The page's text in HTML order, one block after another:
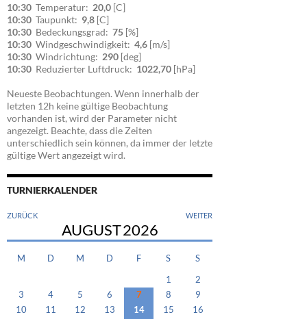
10:30 Temperatur: 20,0 [C]
10:30 Taupunkt: 9,8 [C]
10:30 Bedeckungsgrad: 75 [%]
10:30 Windgeschwindigkeit: 4,6 [m/s]
10:30 Windrichtung: 290 [deg]
10:30 Reduzierter Luftdruck: 1022,70 [hPa]
Neueste Beobachtungen. Wenn innerhalb der
letzten 12h keine gültige Beobachtung
vorhanden ist, wird der Parameter nicht
angezeigt. Beachte, dass die Zeiten
unterschiedlich sein können, da immer der letzte
gültige Wert angezeigt wird.
TURNIERKALENDER
ZURÜCK WEITER
AUGUST2026
M D M D F S S
1
2
3
4 5 6 7 8
9
10
11 12 13 14 15
16